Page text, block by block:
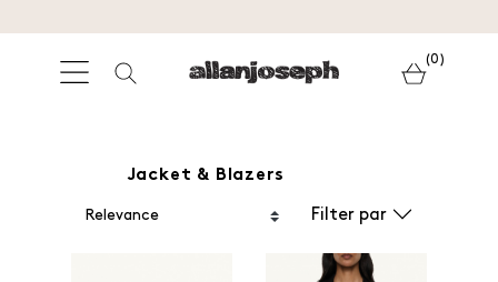
(0)
Jacket & Blazers
Filter par